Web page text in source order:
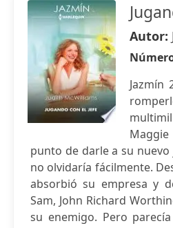
Autor:
Jazmín
punto de darle a su
no olvidaría fácilmente.
absorbió su empresa y
Sam, John Richard
su enemigo. Pero